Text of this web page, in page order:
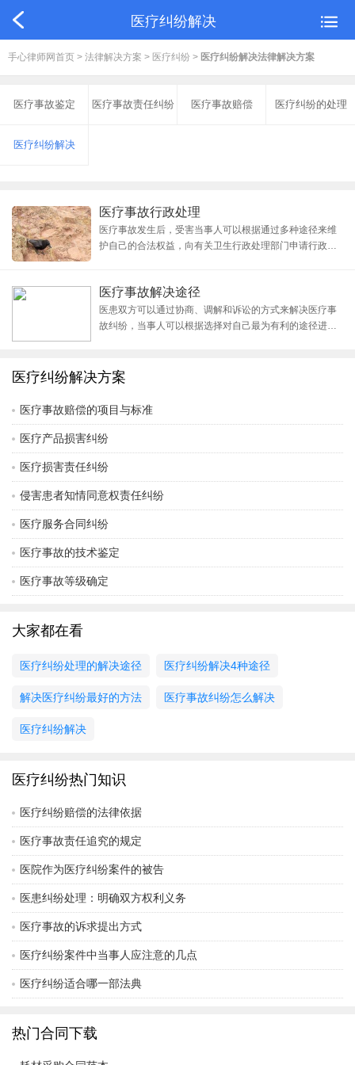
医疗纠纷解决
手心律师网首页 > 法律解决方案 > 医疗纠纷 > 医疗纠纷解决法律解决方案
医疗事故鉴定 医疗事故责任纠纷 医疗事故赔偿 医疗纠纷的处理
医疗纠纷解决
医疗事故行政处理
医疗事故发生后，受害当事人可以根据通过多种途径来维
护自己的合法权益，向有关卫生行政处理部门申请行政处
政府卫生行政部门受理。第四十五条 县级以上地方人民
医疗事故解决途径
医患双方可以通过协商、调解和诉讼的方式来解决医疗事
故纠纷，当事人可以根据选择对自己最为有利的途径进
情况和医疗事故原因，双方共同认定医疗事故等级及协商
医疗纠纷解决方案
医疗事故赔偿的项目与标准
医疗产品损害纠纷
医疗损害责任纠纷
侵害患者知情同意权责任纠纷
医疗服务合同纠纷
医疗事故的技术鉴定
医疗事故等级确定
大家都在看
医疗纠纷处理的解决途径 医疗纠纷解决4种途径
解决医疗纠纷最好的方法 医疗事故纠纷怎么解决
医疗纠纷解决
医疗纠纷热门知识
医疗纠纷赔偿的法律依据
医疗事故责任追究的规定
医院作为医疗纠纷案件的被告
医患纠纷处理：明确双方权利义务
医疗事故的诉求提出方式
医疗纠纷案件中当事人应注意的几点
医疗纠纷适合哪一部法典
热门合同下载